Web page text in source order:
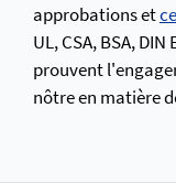
approbations et
UL, CSA, BSA, DIN
prouvent
nôtre en matière